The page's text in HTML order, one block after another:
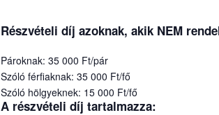
Részvételi díj azoknak, akik NEM
Pároknak: 35 000 Ft/pár
Szóló férfiaknak: 35 000 Ft/fő
Szóló hölgyeknek: 15 000 Ft/fő
A részvételi díj tartalmazza: